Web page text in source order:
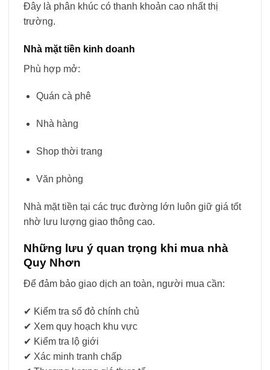
Đây là phân khúc có thanh khoản cao nhất thị
trường.
Nhà mặt tiền kinh doanh
Phù hợp mở:
Quán cà phê
Nhà hàng
Shop thời trang
Văn phòng
Nhà mặt tiền tại các trục đường lớn luôn giữ giá tốt
nhờ lưu lượng giao thông cao.
Những lưu ý quan trọng khi mua nhà
Quy Nhơn
Để đảm bảo giao dịch an toàn, người mua cần:
✔ Kiểm tra sổ đỏ chính chủ
✔ Xem quy hoạch khu vực
✔ Kiểm tra lộ giới
✔ Xác minh tranh chấp